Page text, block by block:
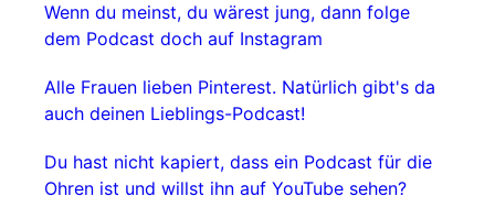
Wenn du meinst, du wärest jung, dann folge
dem Podcast doch auf Instagram
Alle Frauen lieben Pinterest. Natürlich gibt's da
auch deinen Lieblings-Podcast!
Du hast nicht kapiert, dass ein Podcast für die
Ohren ist und willst ihn auf YouTube sehen?